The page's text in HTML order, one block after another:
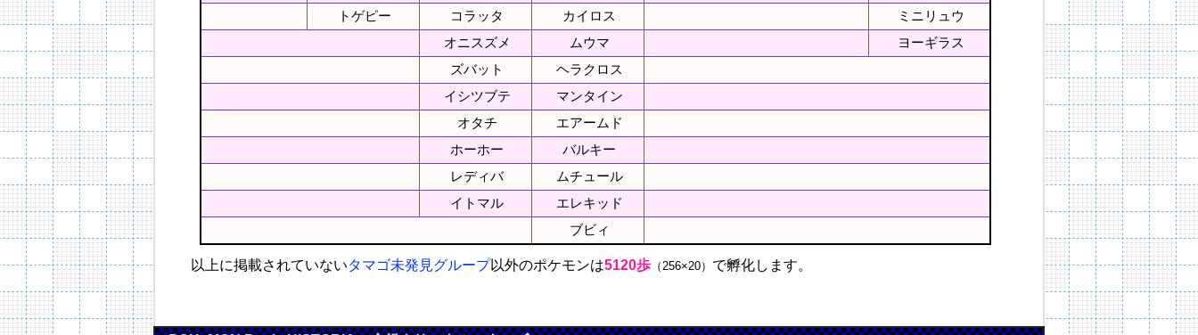
トゲピー
コラッタ カイロス
ミニリュウ
オニスズメ
ムウマ
ヨーギラス
ズバット
ヘラクロス
イシツブテ
マンタイン
オタチ
エアームド
ホーホー
バルキー
レディバ
ムチュール
イトマル
エレキッド
ブビィ
以上に掲載されていないタマゴ未発見グループ以外のポケモンは5120歩 （256×20） で孵化します。